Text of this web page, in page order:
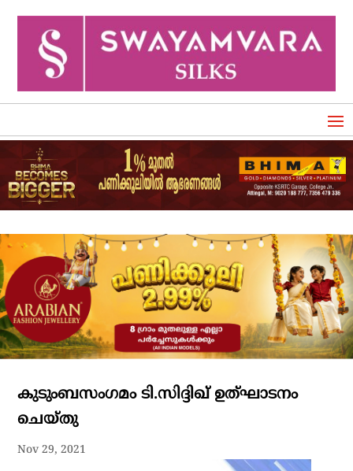
കുടുംബസംഗമം ടി.സിദ്ദിഖ് ഉത്ഘാടനം
ചെയ്തു
Nov 29, 2021